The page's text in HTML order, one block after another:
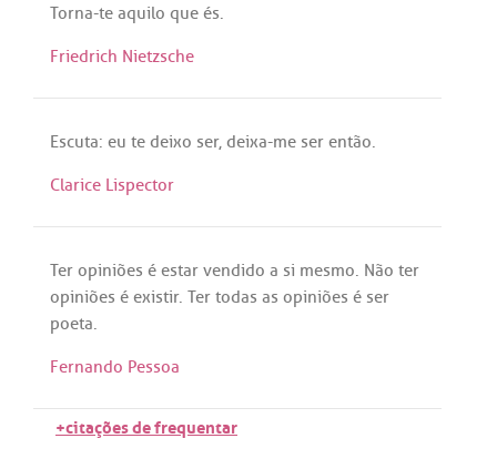
Torna-te aquilo que és.
Friedrich Nietzsche
Escuta: eu te deixo ser, deixa-me ser então.
Clarice Lispector
Ter opiniões é estar vendido a si mesmo. Não ter
opiniões é existir. Ter todas as opiniões é ser
poeta.
Fernando Pessoa
+citações de frequentar